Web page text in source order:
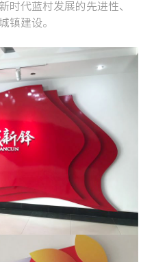
时代蓝村发展的先进性、
镇建设。